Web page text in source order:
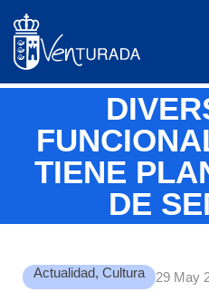
TIENE
DE
Actualidad, Cultura 29 May